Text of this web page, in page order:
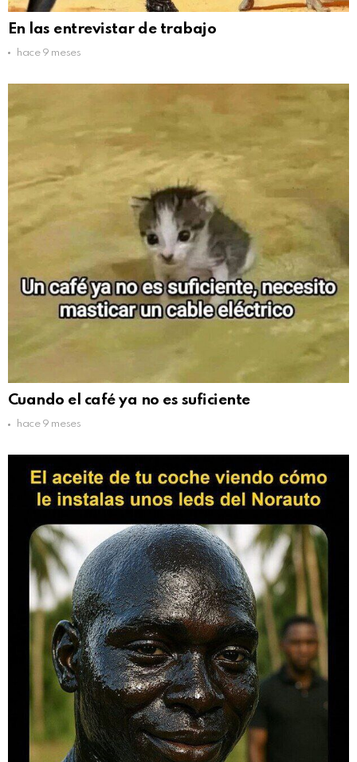
En las entrevistar de trabajo
hace 9 meses
Cuando el café ya no es suficiente
hace 9 meses